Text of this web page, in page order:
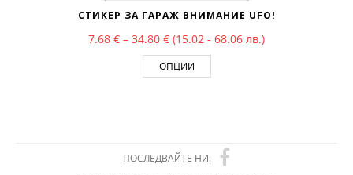
СТИКЕР ЗА ГАРАЖ ВНИМАНИЕ UFO!
7.68 € – 34.80 €Price range: 7.68 € through 34.80 €
(15.02 - 68.06 лв.)
ОПЦИИ
ПОСЛЕДВАЙТЕ НИ: